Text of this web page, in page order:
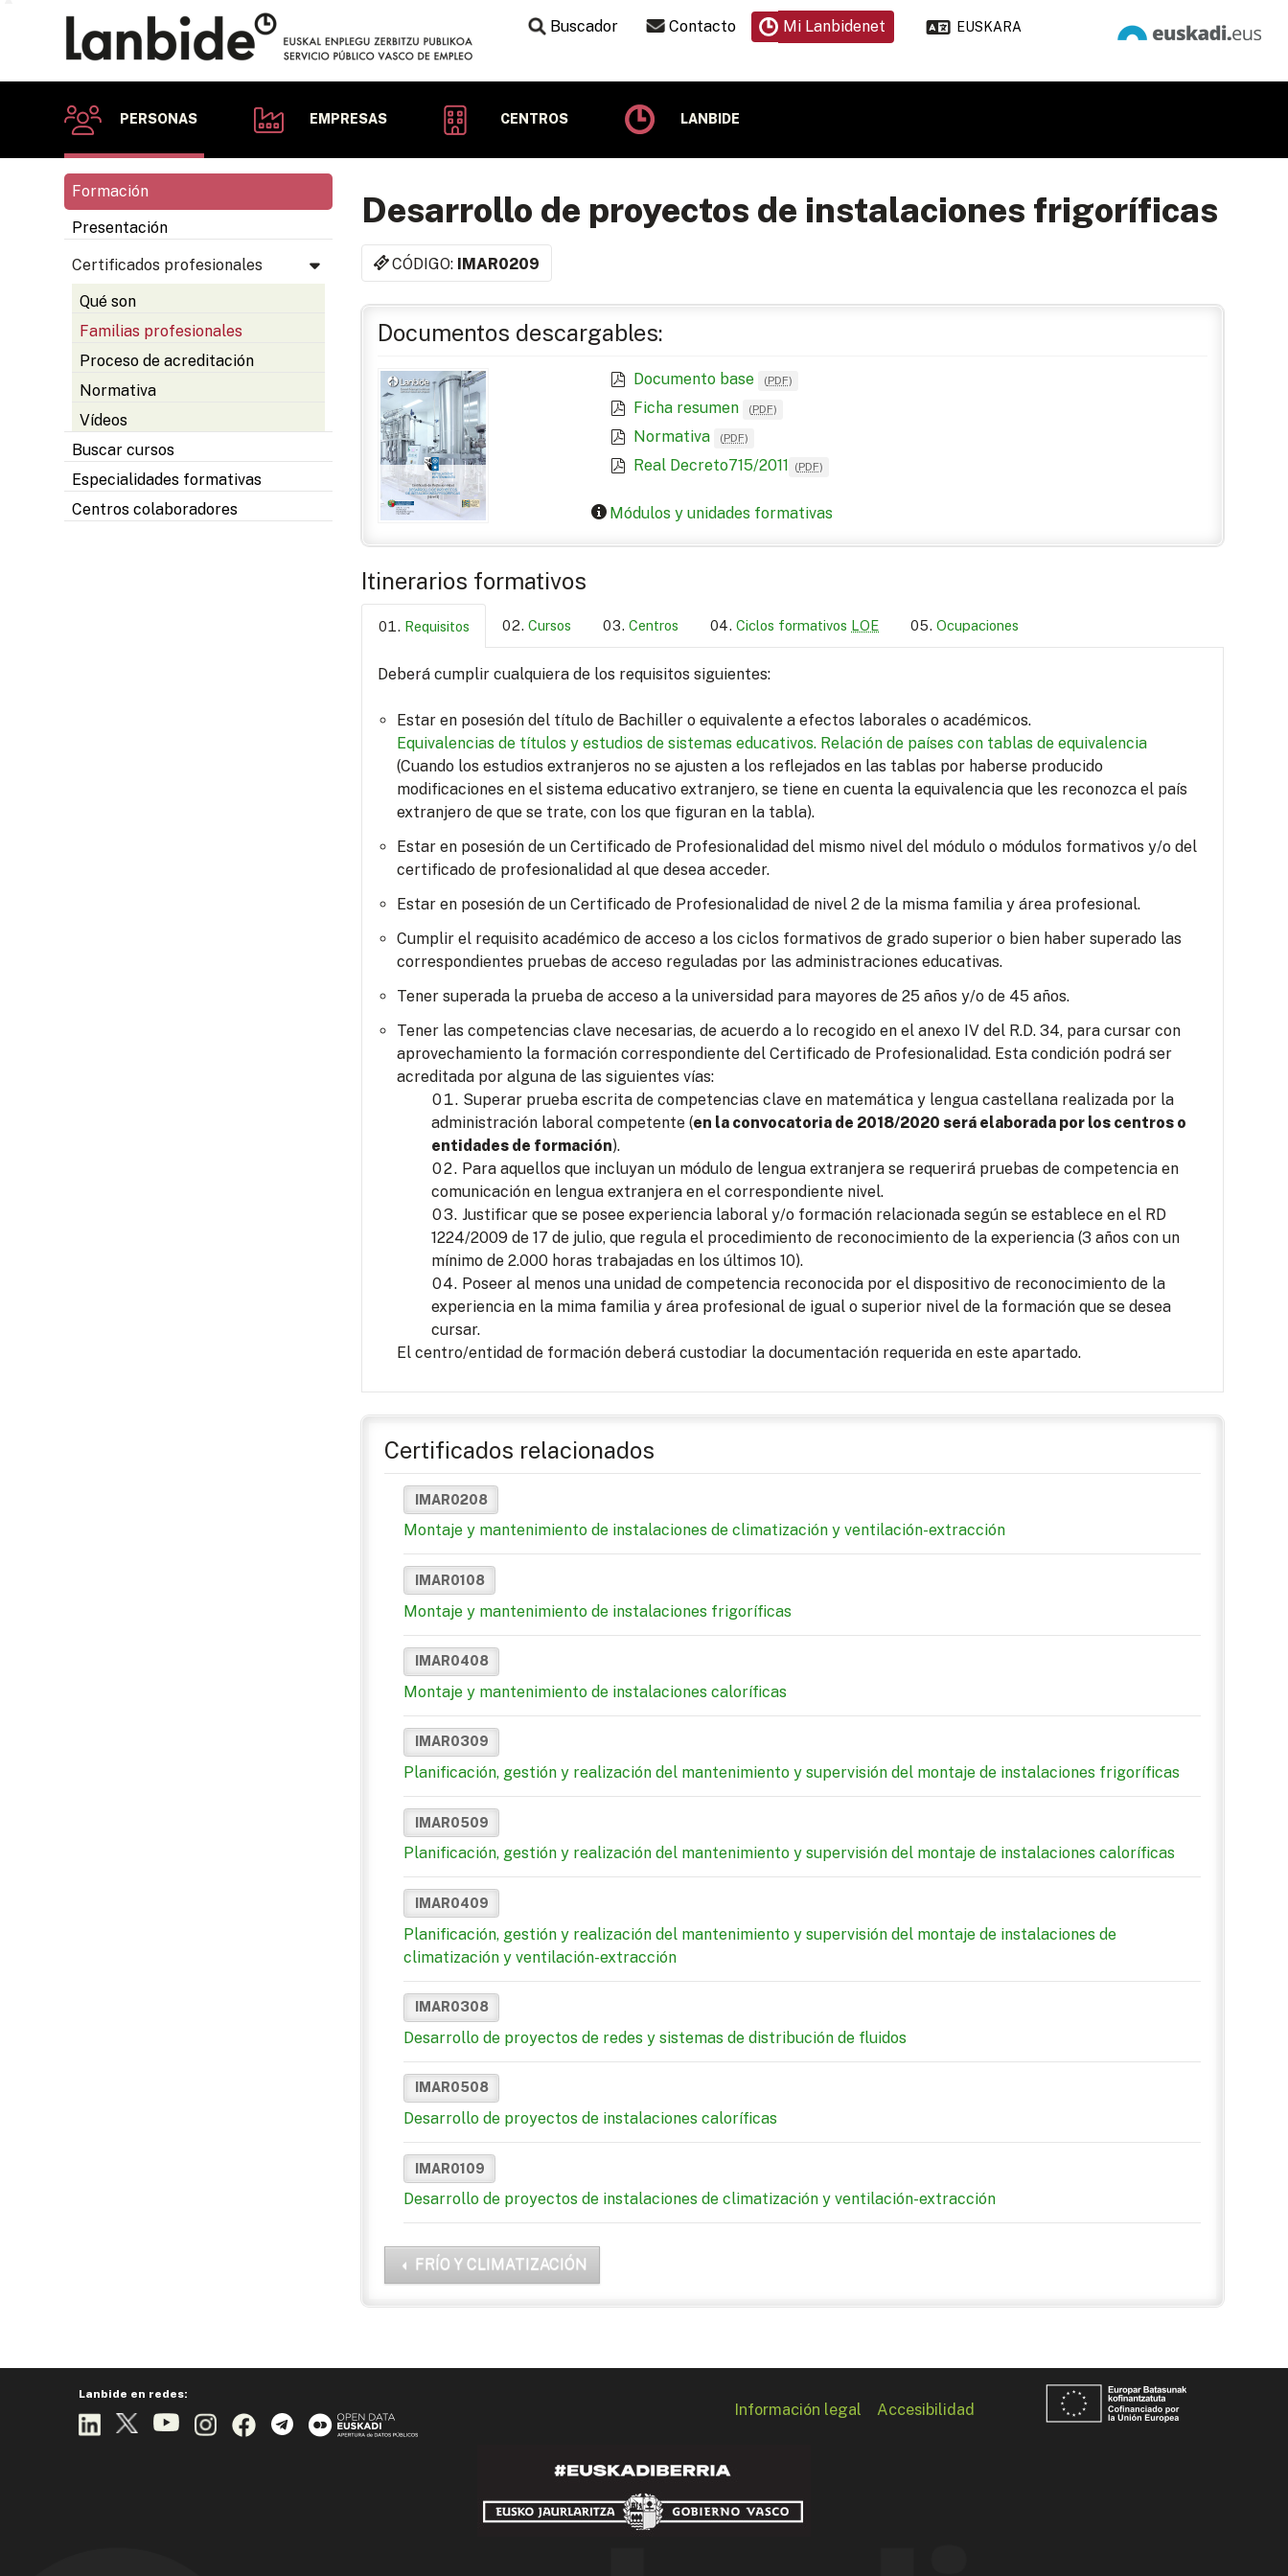
Buscador Contacto Mi Lanbidenet EUSKARA
PERSONAS EMPRESAS CENTROS LANBIDE
Formación
Presentación
Certificados profesionales
Qué son
Familias profesionales
Proceso de acreditación
Normativa
Vídeos
Buscar cursos
Especialidades formativas
Centros colaboradores
Desarrollo de proyectos de instalaciones frigoríficas
CÓDIGO: IMAR0209
Documentos descargables:
Documento base (PDF)
Ficha resumen (PDF)
Normativa (PDF)
Real Decreto715/2011 (PDF)
Módulos y unidades formativas
Itinerarios formativos
Requisitos Cursos Centros Ciclos formativos LOE Ocupaciones
Deberá cumplir cualquiera de los requisitos siguientes:
Estar en posesión del título de Bachiller o equivalente a efectos laborales o académicos.
Equivalencias de títulos y estudios de sistemas educativos. Relación de países con tablas de equivalencia
(Cuando los estudios extranjeros no se ajusten a los reflejados en las tablas por haberse producido
modificaciones en el sistema educativo extranjero, se tiene en cuenta la equivalencia que les reconozca el país
extranjero de que se trate, con los que figuran en la tabla).
Estar en posesión de un Certificado de Profesionalidad del mismo nivel del módulo o módulos formativos y/o del
certificado de profesionalidad al que desea acceder.
Estar en posesión de un Certificado de Profesionalidad de nivel 2 de la misma familia y área profesional.
Cumplir el requisito académico de acceso a los ciclos formativos de grado superior o bien haber superado las
correspondientes pruebas de acceso reguladas por las administraciones educativas.
Tener superada la prueba de acceso a la universidad para mayores de 25 años y/o de 45 años.
Tener las competencias clave necesarias, de acuerdo a lo recogido en el anexo IV del R.D. 34, para cursar con
aprovechamiento la formación correspondiente del Certificado de Profesionalidad. Esta condición podrá ser
acreditada por alguna de las siguientes vías:
Superar prueba escrita de competencias clave en matemática y lengua castellana realizada por la
administración laboral competente (en la convocatoria de 2018/2020 será elaborada por los centros o
entidades de formación).
Para aquellos que incluyan un módulo de lengua extranjera se requerirá pruebas de competencia en
comunicación en lengua extranjera en el correspondiente nivel.
Justificar que se posee experiencia laboral y/o formación relacionada según se establece en el RD
1224/2009 de 17 de julio, que regula el procedimiento de reconocimiento de la experiencia (3 años con un
mínimo de 2.000 horas trabajadas en los últimos 10).
Poseer al menos una unidad de competencia reconocida por el dispositivo de reconocimiento de la
experiencia en la mima familia y área profesional de igual o superior nivel de la formación que se desea
cursar.
El centro/entidad de formación deberá custodiar la documentación requerida en este apartado.
Certificados relacionados
IMAR0208
Montaje y mantenimiento de instalaciones de climatización y ventilación-extracción
IMAR0108
Montaje y mantenimiento de instalaciones frigoríficas
IMAR0408
Montaje y mantenimiento de instalaciones caloríficas
IMAR0309
Planificación, gestión y realización del mantenimiento y supervisión del montaje de instalaciones frigoríficas
IMAR0509
Planificación, gestión y realización del mantenimiento y supervisión del montaje de instalaciones caloríficas
IMAR0409
Planificación, gestión y realización del mantenimiento y supervisión del montaje de instalaciones de
climatización y ventilación-extracción
IMAR0308
Desarrollo de proyectos de redes y sistemas de distribución de fluidos
IMAR0508
Desarrollo de proyectos de instalaciones caloríficas
IMAR0109
Desarrollo de proyectos de instalaciones de climatización y ventilación-extracción
FRÍO Y CLIMATIZACIÓN
Lanbide en redes:
Información legal Accesibilidad